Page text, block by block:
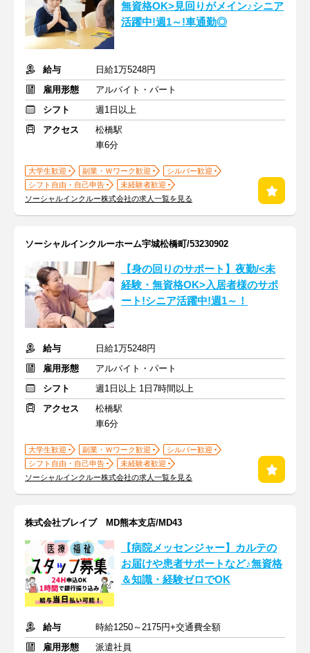
無資格OK>見回りがメイン♪シニア
活躍中!週1～!車通勤◎
給与
日給1万5248円
雇用形態
アルバイト・パート
シフト
週1日以上
アクセス
松橋駅
車6分
大学生歓迎 副業・Ｗワーク歓迎
シルバー歓迎
シフト自由・自己申告
未経験者歓迎
ソーシャルインクルー株式会社の求人一覧を見る
ソーシャルインクルーホーム宇城松橋町/53230902
【身の回りのサポート】夜勤/<未
経験・無資格OK>入居者様のサポ
ート!シニア活躍中!週1～！
給与
日給1万5248円
雇用形態
アルバイト・パート
シフト
週1日以上 1日7時間以上
アクセス
松橋駅
車6分
大学生歓迎 副業・Ｗワーク歓迎
シルバー歓迎
シフト自由・自己申告
未経験者歓迎
ソーシャルインクルー株式会社の求人一覧を見る
株式会社ブレイブ MD熊本支店/MD43
【病院メッセンジャー】カルテの
お届けや患者サポートなど♪無資格
＆知識・経験ゼロでOK
給与
時給1250～2175円+交通費全額
雇用形態
派遣社員